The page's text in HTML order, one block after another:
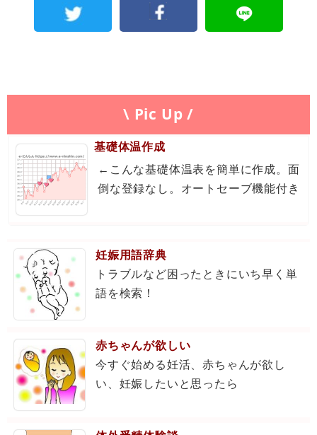
\ Pic Up /
基礎体温作成
←こんな基礎体温表を簡単に作成。面
倒な登録なし。オートセーブ機能付き
妊娠用語辞典
トラブルなど困ったときにいち早く単
語を検索！
赤ちゃんが欲しい
今すぐ始める妊活、赤ちゃんが欲し
い、妊娠したいと思ったら